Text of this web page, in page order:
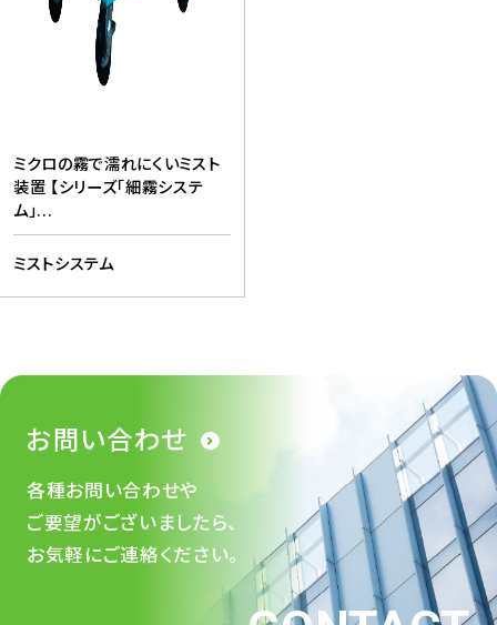
ミクロの霧で濡れにくいミスト
装置 【シリーズ「細霧システ
ム」...
ミストシステム
お問い合わせ
各種お問い合わせや
ご要望がございましたら、
お気軽にご連絡ください。